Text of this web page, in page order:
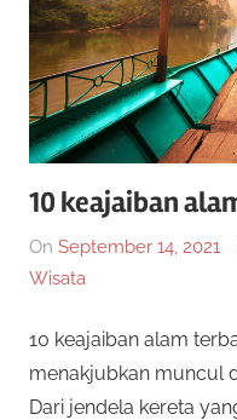
10 keajaiban
On September 14, 2021
Wisata
10 keajaiban alam
menakjubkan muncul
Dari jendela kereta